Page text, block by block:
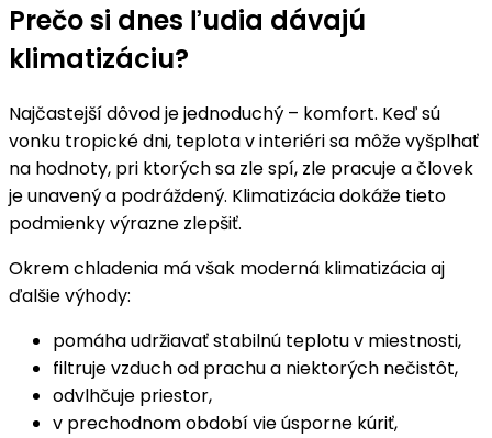
Prečo si dnes ľudia dávajú
klimatizáciu?
Najčastejší dôvod je jednoduchý – komfort. Keď sú
vonku tropické dni, teplota v interiéri sa môže vyšplhať
na hodnoty, pri ktorých sa zle spí, zle pracuje a človek
je unavený a podráždený. Klimatizácia dokáže tieto
podmienky výrazne zlepšiť.
Okrem chladenia má však moderná klimatizácia aj
ďalšie výhody:
pomáha udržiavať stabilnú teplotu v miestnosti,
filtruje vzduch od prachu a niektorých nečistôt,
odvlhčuje priestor,
v prechodnom období vie úsporne kúriť,